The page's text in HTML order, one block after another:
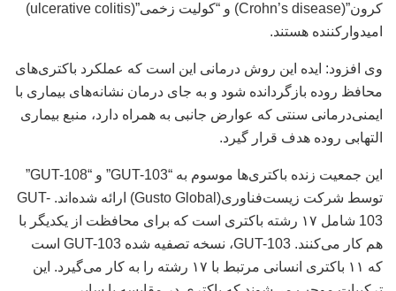
کرون”(Crohn’s disease) و “کولیت زخمی”(ulcerative colitis)
امیدوارکننده‌ هستند.
وی افزود: ایده این روش درمانی این است که عملکرد باکتری‌های
محافظ روده بازگردانده شود و به جای درمان نشانه‌های بیماری با
ایمنی‌درمانی سنتی که عوارض جانبی به همراه دارد، منبع بیماری
التهابی روده هدف قرار گیرد.
این جمعیت زنده باکتری‌ها موسوم به “GUT-103” و “GUT-108”
توسط شرکت زیست‌فناوری(Gusto Global) ارائه شده‌اند. GUT-
103 شامل ۱۷ رشته باکتری است که برای محافظت از یکدیگر با
هم کار می‌کنند. GUT-103، نسخه تصفیه شده GUT-103 است
که ۱۱ باکتری انسانی مرتبط با ۱۷ رشته را به کار می‌گیرد. این